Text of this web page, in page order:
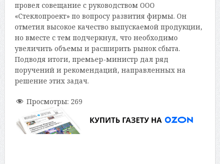
провел совещание с руководством ООО
«Стеклопроект» по вопросу развития фирмы. Он
отметил высокое качество выпускаемой продукции,
но вместе с тем подчеркнул, что необходимо
увеличить объемы и расширить рынок сбыта.
Подводя итоги, премьер-министр дал ряд
поручений и рекомендаций, направленных на
решение этих задач.
Просмотры: 269